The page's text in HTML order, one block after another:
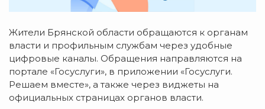
Жители Брянской области обращаются к органам
власти и профильным службам через удобные
цифровые каналы. Обращения направляются на
портале «Госуслуги», в приложении «Госуслуги.
Решаем вместе», а также через виджеты на
официальных страницах органов власти.